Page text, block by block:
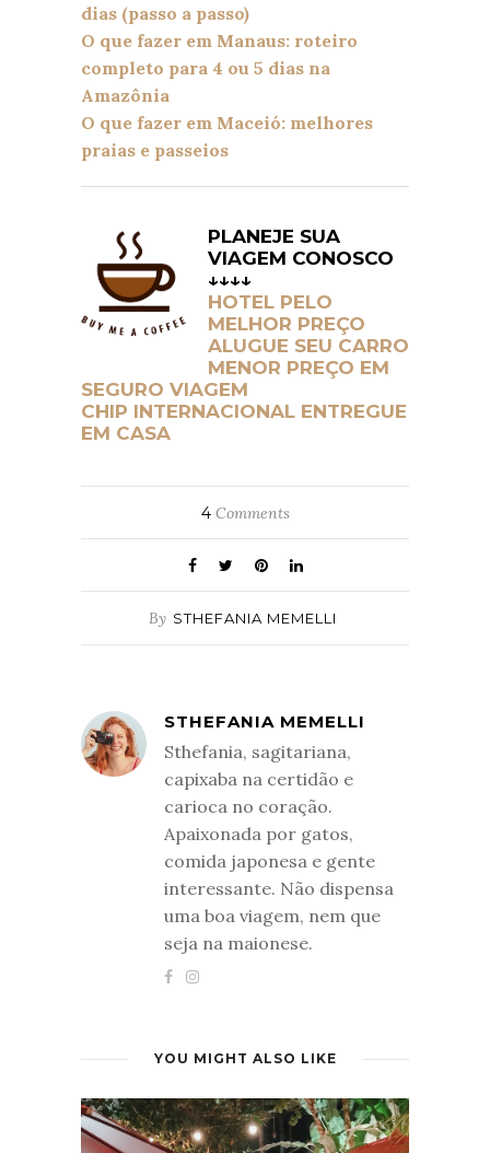
dias (passo a passo)
O que fazer em Manaus: roteiro
completo para 4 ou 5 dias na
Amazônia
O que fazer em Maceió: melhores
praias e passeios
PLANEJE SUA
VIAGEM CONOSCO
↓↓↓↓
HOTEL PELO
MELHOR PREÇO
ALUGUE SEU CARRO
MENOR PREÇO EM
SEGURO VIAGEM
CHIP INTERNACIONAL ENTREGUE
EM CASA
4Comments
By STHEFANIA MEMELLI
STHEFANIA MEMELLI
Sthefania, sagitariana,
capixaba na certidão e
carioca no coração.
Apaixonada por gatos,
comida japonesa e gente
interessante. Não dispensa
uma boa viagem, nem que
seja na maionese.
YOU MIGHT ALSO LIKE